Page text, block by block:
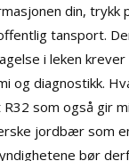
din, trykk
tansport.
i leken
og diagnostikk.
som også gir
jordbær som
bør